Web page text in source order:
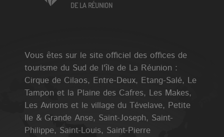
DE LA RÉUNION
Vous êtes sur le site officiel des offices de
tourisme du Sud de l'île de La Réunion :
Cirque de Cilaos, Entre-Deux, Etang-Salé, Le
Tampon et la Plaine des Cafres, Les Makes,
Les Avirons et le village du Tévelave, Petite
Ile & Grande Anse, Saint-Joseph, Saint-
Philippe, Saint-Louis, Saint-Pierre